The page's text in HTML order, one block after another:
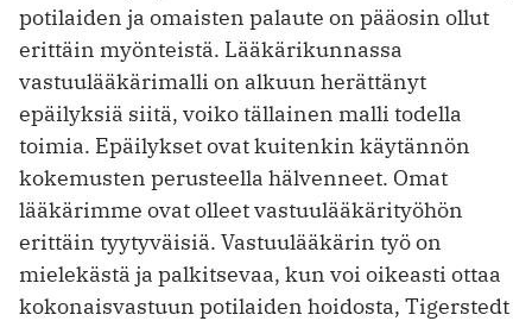
potilaiden ja omaisten palaute on pääosin ollut
erittäin myönteistä. Lääkärikunnassa
vastuulääkärimalli on alkuun herättänyt
epäilyksiä siitä, voiko tällainen malli todella
toimia. Epäilykset ovat kuitenkin käytännön
kokemusten perusteella hälvenneet. Omat
lääkärimme ovat olleet vastuulääkärityöhön
erittäin tyytyväisiä. Vastuulääkärin työ on
mielekästä ja palkitsevaa, kun voi oikeasti ottaa
kokonaisvastuun potilaiden hoidosta, Tigerstedt